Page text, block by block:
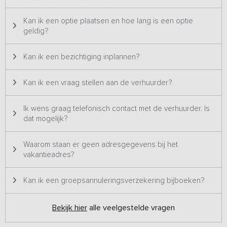
bedstee, zithoek met televisie, kleine keuken én een toilet maken
de pipowagen tot een zelfstandig ‘appartement’. Let op, de
getoonde prijzen zijn t/m 10 personen. De pipowagen moet je
tijdens het boekingsproces zelf bijboeken.
Kan ik een optie plaatsen en hoe lang is een optie
geldig?
Kan ik een bezichtiging inplannen?
Kan ik een vraag stellen aan de verhuurder?
Ik wens graag telefonisch contact met de verhuurder. Is
dat mogelijk?
Waarom staan er geen adresgegevens bij het
vakantieadres?
Kan ik een groepsannuleringsverzekering bijboeken?
Bekijk hier alle veelgestelde vragen